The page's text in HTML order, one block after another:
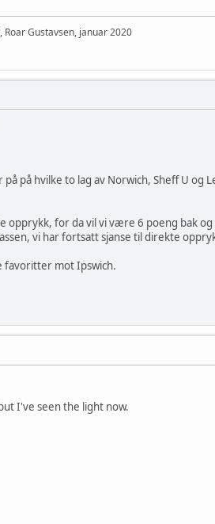
Gustavsen, januar 2020
på hvilke to lag av Norwich, Sheff U og
for da vil vi være 6 poeng bak
vi har fortsatt sjanse til direkte
favoritter mot Ipswich.
I've seen the light now.